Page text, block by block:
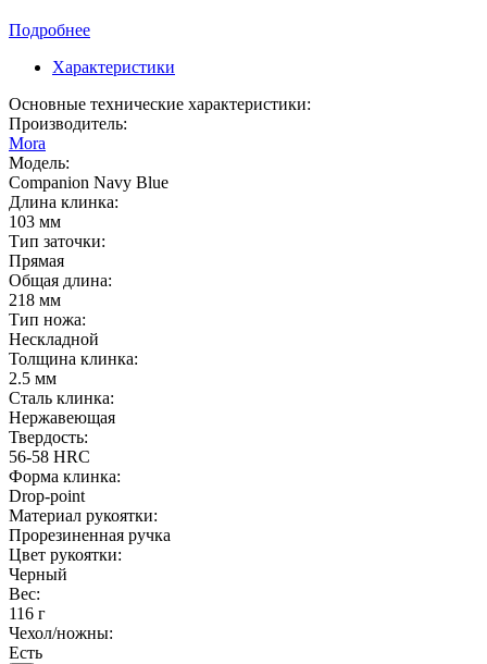
Подробнее
Характеристики
Основные технические характеристики:
Производитель:
Mora
Модель:
Companion Navy Blue
Длина клинка:
103 мм
Тип заточки:
Прямая
Общая длина:
218 мм
Тип ножа:
Нескладной
Толщина клинка:
2.5 мм
Сталь клинка:
Нержавеющая
Твердость:
56-58 HRC
Форма клинка:
Drop-point
Материал рукоятки:
Прорезиненная ручка
Цвет рукоятки:
Черный
Вес:
116 г
Чехол/ножны:
Есть